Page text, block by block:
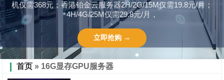
机仅需368元；香港铂金云服务器2H/2G/15M仅需19.8元/月；
4H/4G/25M仅需29.8元/月，
立即抢购 →
首页 » 16G显存GPU服务器